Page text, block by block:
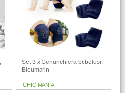
Set 3 x Genunchiera bebelusi,
Bleumarin
CHIC MANIA